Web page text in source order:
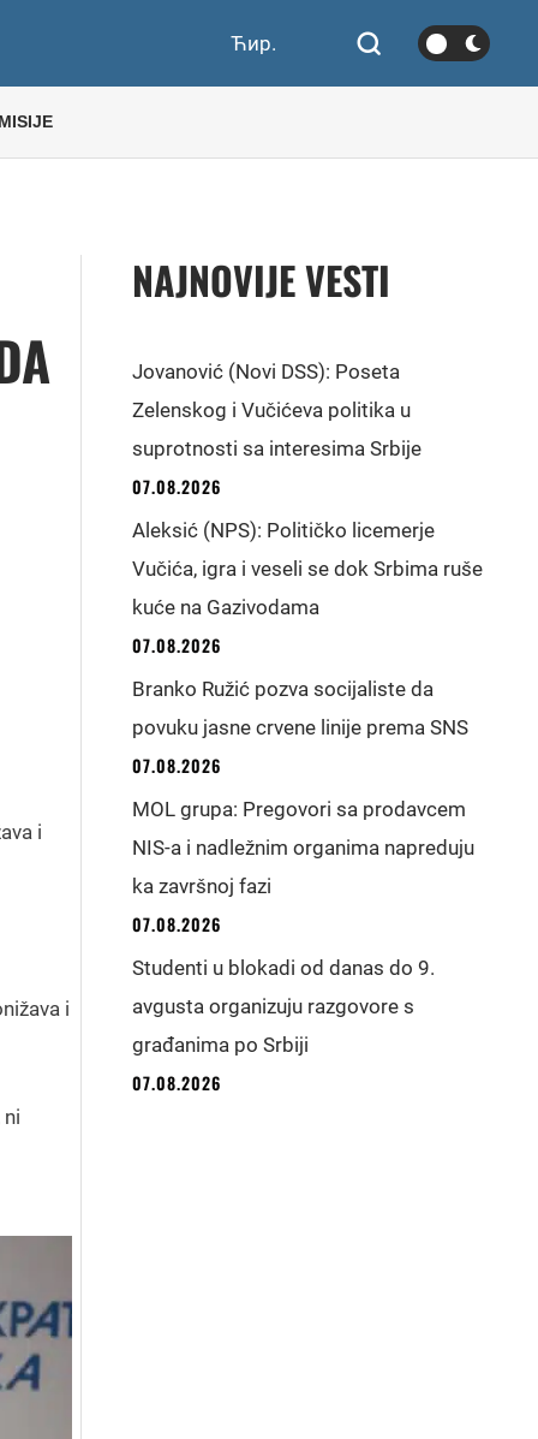
Ћир.
i
i
NAJNOVIJE VESTI
Jovanović (Novi DSS): Poseta
Zelenskog i Vučićeva politika u
suprotnosti sa interesima Srbije
07.08.2026
Aleksić (NPS): Političko licemerje
Vučića, igra i veseli se dok Srbima ruše
kuće na Gazivodama
07.08.2026
Branko Ružić pozva socijaliste da
povuku jasne crvene linije prema SNS
07.08.2026
MOL grupa: Pregovori sa prodavcem
NIS-a i nadležnim organima napreduju
ka završnoj fazi
07.08.2026
Studenti u blokadi od danas do 9.
avgusta organizuju razgovore s
građanima po Srbiji
07.08.2026